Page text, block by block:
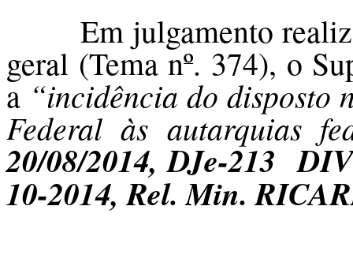
Em julgamento
geral (Tema nº. 374), o
a “incidência do disposto
Federal às autarquias
20/08/2014, DJe-213
10-2014, Rel. Min.